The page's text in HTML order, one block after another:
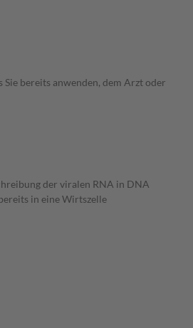
bereits anwenden, dem Arzt oder
der viralen RNA in DNA
in eine Wirtszelle